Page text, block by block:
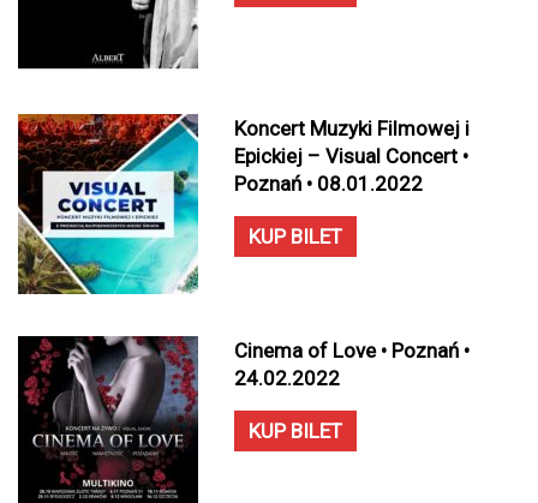
Koncert Muzyki Filmowej i
Epickiej – Visual Concert •
Poznań • 08.01.2022
KUP BILET
Cinema of Love • Poznań •
24.02.2022
KUP BILET